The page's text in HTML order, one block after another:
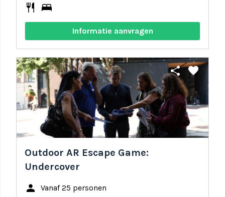
restaurant bed
Informatie aanvragen
share favorite
Outdoor AR Escape Game:
Undercover
person Vanaf 25 personen